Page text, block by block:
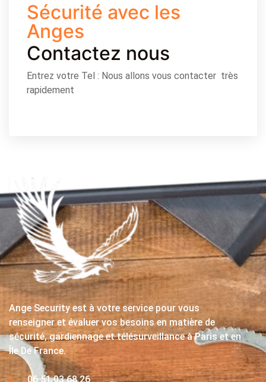
Sécurité avec les
Anges
Contactez nous
Entrez votre Tel : Nous allons vous contacter très
rapidement
Ange Security est à votre service pour vous
renseigner et évaluer vos besoins en matière de
sécurité, gardiennage et télésurveillance à Paris et en
Île De France.
06 51 03 68 26